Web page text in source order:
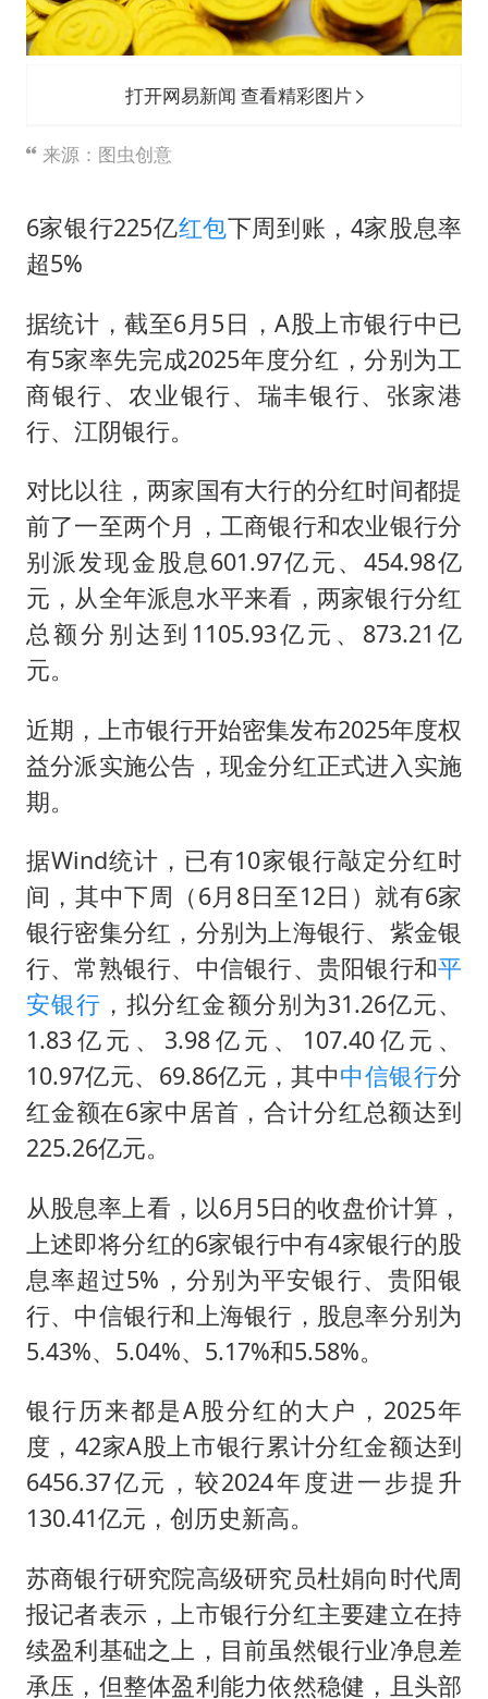
打开网易新闻 查看精彩图片
来源：图虫创意
6家银行225亿红包下周到账，4家股息率
超5%
据统计，截至6月5日，A股上市银行中已
有5家率先完成2025年度分红，分别为工
商银行、农业银行、瑞丰银行、张家港
行、江阴银行。
对比以往，两家国有大行的分红时间都提
前了一至两个月，工商银行和农业银行分
别派发现金股息601.97亿元、454.98亿
元，从全年派息水平来看，两家银行分红
总额分别达到1105.93亿元、873.21亿
元。
近期，上市银行开始密集发布2025年度权
益分派实施公告，现金分红正式进入实施
期。
据Wind统计，已有10家银行敲定分红时
间，其中下周（6月8日至12日）就有6家
银行密集分红，分别为上海银行、紫金银
行、常熟银行、中信银行、贵阳银行和平
安银行 ，拟分红金额分别为31.26亿元、
1.83亿元、3.98亿元、107.40亿元、
10.97亿元、69.86亿元，其中中信银行分
红金额在6家中居首，合计分红总额达到
225.26亿元。
从股息率上看，以6月5日的收盘价计算，
上述即将分红的6家银行中有4家银行的股
息率超过5%，分别为平安银行、贵阳银
行、中信银行和上海银行，股息率分别为
5.43%、5.04%、5.17%和5.58%。
银行历来都是A股分红的大户，2025年
度，42家A股上市银行累计分红金额达到
6456.37亿元，较2024年度进一步提升
130.41亿元，创历史新高。
苏商银行研究院高级研究员杜娟向时代周
报记者表示，上市银行分红主要建立在持
续盈利基础之上，目前虽然银行业净息差
承压，但整体盈利能力依然稳健，且头部